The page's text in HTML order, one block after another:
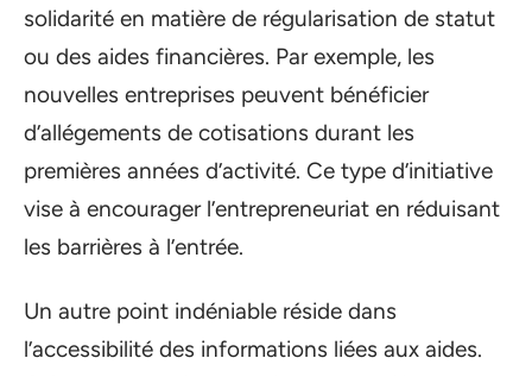
solidarité en matière de régularisation de statut
ou des aides financières. Par exemple, les
nouvelles entreprises peuvent bénéficier
d’allégements de cotisations durant les
premières années d’activité. Ce type d’initiative
vise à encourager l’entrepreneuriat en réduisant
les barrières à l’entrée.
Un autre point indéniable réside dans
l’accessibilité des informations liées aux aides.